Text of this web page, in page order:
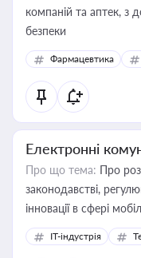
компаній та аптек, з
безпеки
Фармацевтика
Електронні
Про що тема: Про
законодавстві,
інновації в сфері
IT-індустрія